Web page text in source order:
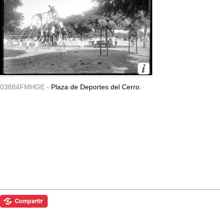
03884FMHGE - Plaza de Deportes del Cerro.